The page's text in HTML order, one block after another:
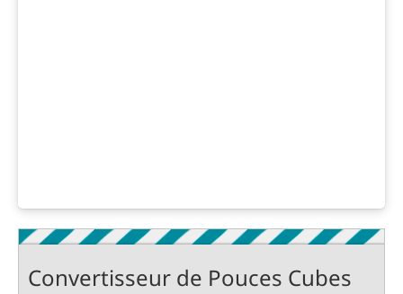
Convertisseur de Pouces Cubes